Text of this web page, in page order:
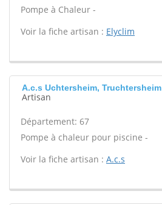
Pompe à Chaleur -
Voir la fiche artisan : Elyclim
A.c.s Uchtersheim, Truchtersheim
Artisan
Département: 67
Pompe à chaleur pour piscine -
Voir la fiche artisan : A.c.s